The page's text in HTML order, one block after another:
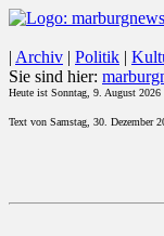
| Archiv | Politik |
Sie sind hier:
Heute ist Sonntag, 9. August 2026
Text von Samstag, 30. Dezember